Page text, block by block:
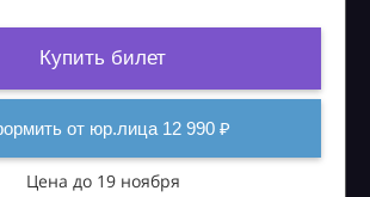
Купить билет
от юр.лица 12 990 ₽
Цена до 19 ноября